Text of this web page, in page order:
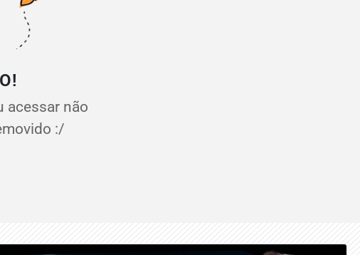
acessar não
:/